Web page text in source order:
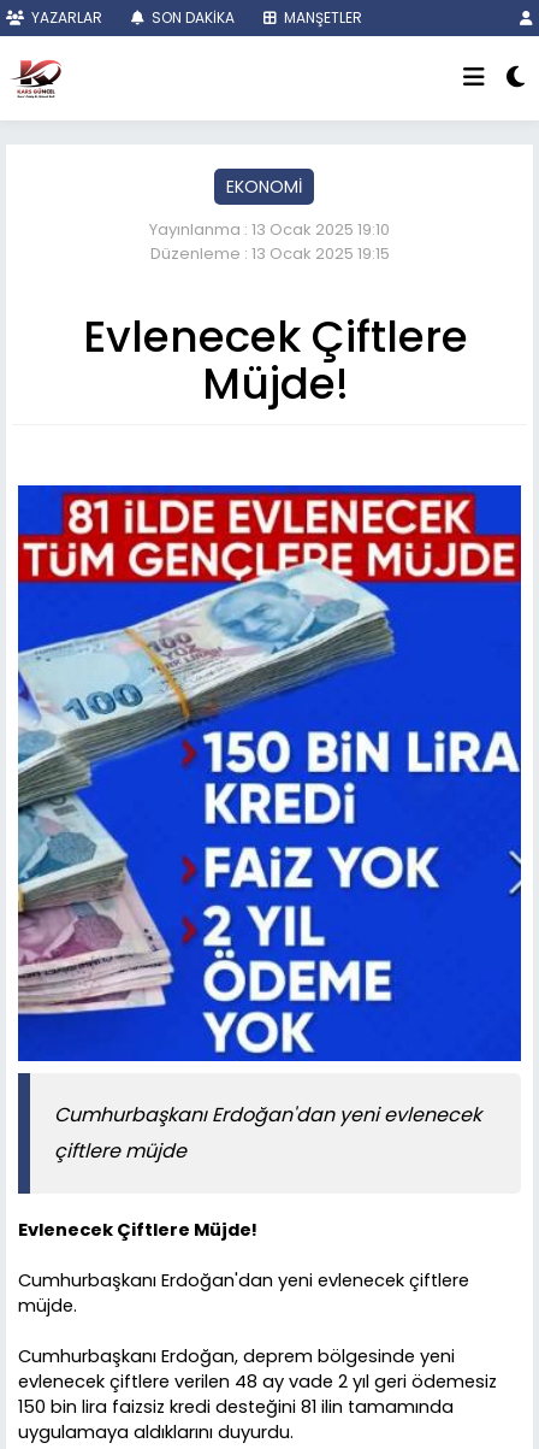
YAZARLAR SON DAKİKA MANŞETLER
EKONOMİ
Yayınlanma : 13 Ocak 2025 19:10
Düzenleme : 13 Ocak 2025 19:15
Evlenecek Çiftlere
Müjde!
Cumhurbaşkanı Erdoğan'dan yeni evlenecek
çiftlere müjde
Evlenecek Çiftlere Müjde!
Cumhurbaşkanı Erdoğan'dan yeni evlenecek çiftlere
müjde.
Cumhurbaşkanı Erdoğan, deprem bölgesinde yeni
evlenecek çiftlere verilen 48 ay vade 2 yıl geri ödemesiz
150 bin lira faizsiz kredi desteğini 81 ilin tamamında
uygulamaya aldıklarını duyurdu.